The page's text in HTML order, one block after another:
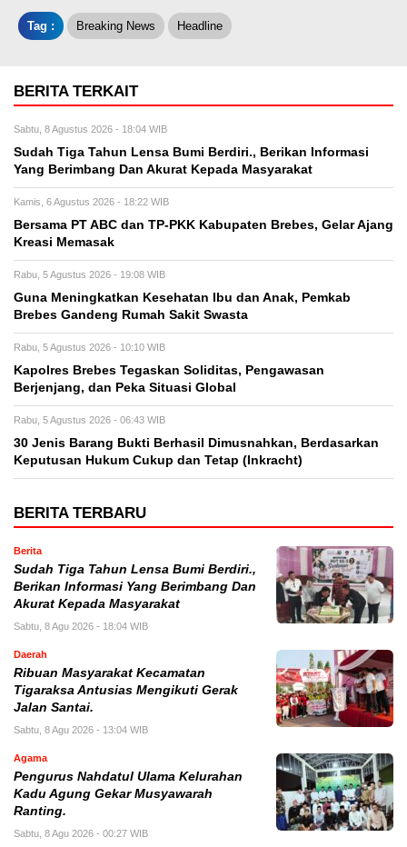
Tag : Breaking News Headline
BERITA TERKAIT
Sabtu, 8 Agustus 2026 - 18:04 WIB
Sudah Tiga Tahun Lensa Bumi Berdiri., Berikan Informasi
Yang Berimbang Dan Akurat Kepada Masyarakat
Kamis, 6 Agustus 2026 - 18:22 WIB
Bersama PT ABC dan TP-PKK Kabupaten Brebes, Gelar Ajang
Kreasi Memasak
Rabu, 5 Agustus 2026 - 19:08 WIB
Guna Meningkatkan Kesehatan Ibu dan Anak, Pemkab
Brebes Gandeng Rumah Sakit Swasta
Rabu, 5 Agustus 2026 - 10:10 WIB
Kapolres Brebes Tegaskan Soliditas, Pengawasan
Berjenjang, dan Peka Situasi Global
Rabu, 5 Agustus 2026 - 06:43 WIB
30 Jenis Barang Bukti Berhasil Dimusnahkan, Berdasarkan
Keputusan Hukum Cukup dan Tetap (Inkracht)
BERITA TERBARU
Berita
Sudah Tiga Tahun Lensa Bumi Berdiri.,
Berikan Informasi Yang Berimbang Dan
Akurat Kepada Masyarakat
Sabtu, 8 Agu 2026 - 18:04 WIB
Daerah
Ribuan Masyarakat Kecamatan
Tigaraksa Antusias Mengikuti Gerak
Jalan Santai.
Sabtu, 8 Agu 2026 - 13:04 WIB
Agama
Pengurus Nahdatul Ulama Kelurahan
Kadu Agung Gekar Musyawarah
Ranting.
Sabtu, 8 Agu 2026 - 00:27 WIB